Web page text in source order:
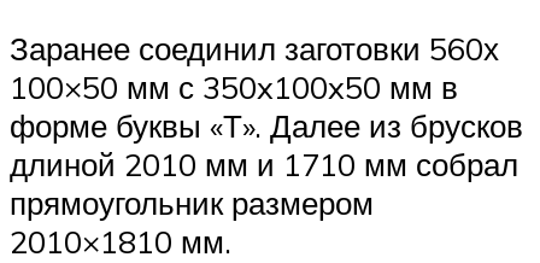
Заранее соединил заготовки 560х
100×50 мм с 350x100x50 мм в
форме буквы «Т». Далее из брусков
длиной 2010 мм и 1710 мм собрал
прямоугольник размером
2010×1810 мм.